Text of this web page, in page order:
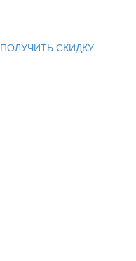
ПОЛУЧИТЬ СКИДКУ